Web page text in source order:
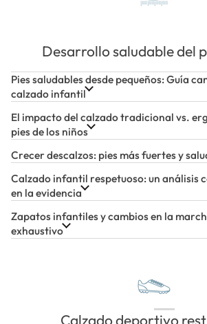
Desarrollo saludable del
Pies saludables desde pequeños: Guía
calzado infantil
El impacto del calzado tradicional vs.
pies de los niños
Crecer descalzos: pies más fuertes y
Calzado infantil respetuoso: un análisis
en la evidencia
Zapatos infantiles y cambios en la
exhaustivo
Calzado deportivo